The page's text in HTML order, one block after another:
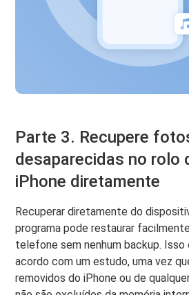
Parte 3. Recupere
desaparecidas no rolo
iPhone diretamente
Recuperar diretamente do
programa pode restaurar
telefone sem nenhum backup. Isso
acordo com um estudo, uma vez
removidos do iPhone ou de